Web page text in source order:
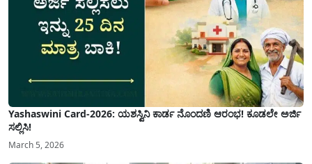
Yashaswini Card-2026: ಯಶಸ್ವಿನಿ ಕಾರ್ಡ ನೊಂದಣಿ ಆರಂಭ! ಕೂಡಲೇ ಅರ್ಜಿ
ಸಲ್ಲಿಸಿ!
March 5, 2026